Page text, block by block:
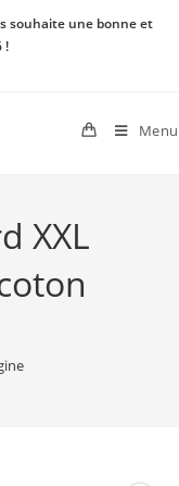
souhaite une bonne et
!
Menu
XXL